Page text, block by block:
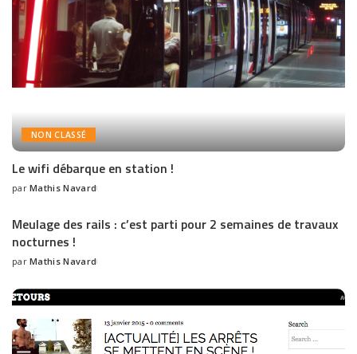
NON CLASSÉ
Le wifi débarque en station !
par Mathis Navard
Meulage des rails : c’est parti pour 2 semaines de travaux
nocturnes !
par Mathis Navard